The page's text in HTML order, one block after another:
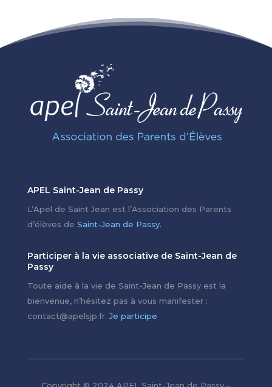
APEL Saint-Jean de Passy
L’Apel de Saint Jean est l’Association des Parents
d’élèves de Saint-Jean de Passy.
Participer à la vie associative de Saint-Jean de
Passy
Toute aide à la vie de Saint-Jean de Passy est la
bienvenue, n’hésitez pas à vous manifester :
contact@apelsjp.fr.Je participe